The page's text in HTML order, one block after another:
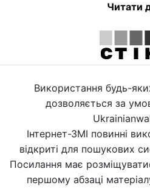
Читати
Використання будь-
дозволяється за
Інтернет-ЗМІ повинні
відкриті для пошукових
Посилання має
першому абзаці